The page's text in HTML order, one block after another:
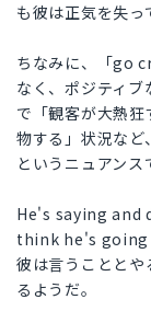
も彼は正気を失っ
ちなみに、「go
なく、ポジティ
で「観客が大熱
物する」状況など
というニュアンス
He's saying
think he's going
彼は言うこととや
るようだ。